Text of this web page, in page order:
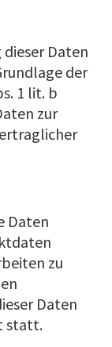
Daten
der
1 lit. b
zur
Daten
zu
Daten
statt.